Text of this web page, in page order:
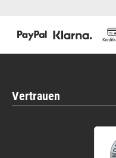
Vertrauen